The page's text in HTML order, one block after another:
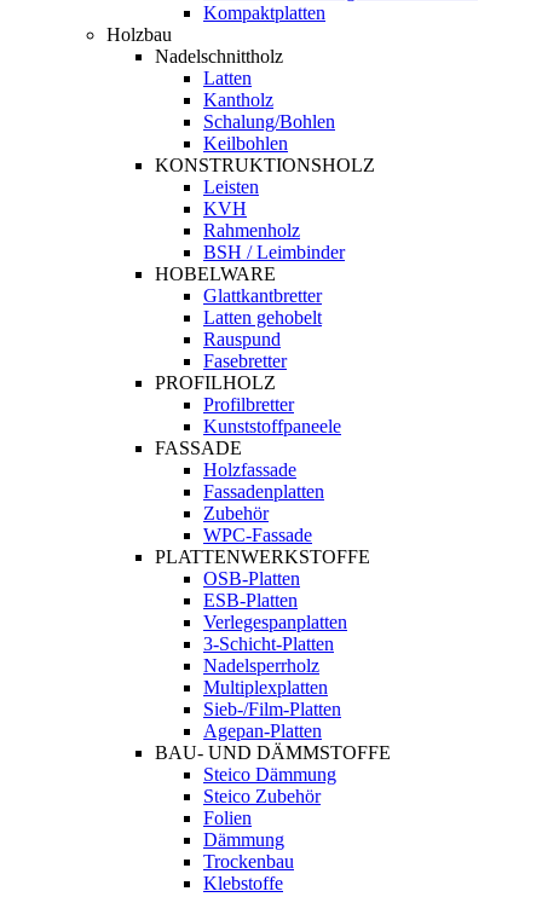
Kompaktplatten
Holzbau
Nadelschnittholz
Latten
Kantholz
Schalung/Bohlen
Keilbohlen
KONSTRUKTIONSHOLZ
Leisten
KVH
Rahmenholz
BSH / Leimbinder
HOBELWARE
Glattkantbretter
Latten gehobelt
Rauspund
Fasebretter
PROFILHOLZ
Profilbretter
Kunststoffpaneele
FASSADE
Holzfassade
Fassadenplatten
Zubehör
WPC-Fassade
PLATTENWERKSTOFFE
OSB-Platten
ESB-Platten
Verlegespanplatten
3-Schicht-Platten
Nadelsperrholz
Multiplexplatten
Sieb-/Film-Platten
Agepan-Platten
BAU- UND DÄMMSTOFFE
Steico Dämmung
Steico Zubehör
Folien
Dämmung
Trockenbau
Klebstoffe